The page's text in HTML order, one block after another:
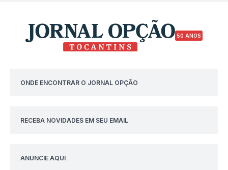
50 ANOS
ONDE ENCONTRAR O JORNAL OPÇÃO
RECEBA NOVIDADES EM SEU EMAIL
ANUNCIE AQUI